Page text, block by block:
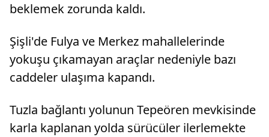
beklemek zorunda kaldı.
Şişli'de Fulya ve Merkez mahallelerinde
yokuşu çıkamayan araçlar nedeniyle bazı
caddeler ulaşıma kapandı.
Tuzla bağlantı yolunun Tepeören mevkisinde
karla kaplanan yolda sürücüler ilerlemekte